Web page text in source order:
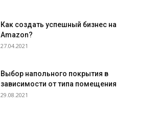
Как создать успешный бизнес на
Amazon?
27.04.2021
Выбор напольного покрытия в
зависимости от типа помещения
29.08.2021